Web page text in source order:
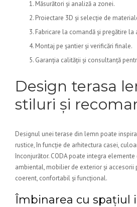
Măsurători și analiză a zonei.
Proiectare 3D și selecție de
Fabricare la comandă și pregătire la
Montaj pe șantier și verificări finale.
Garanția calității și consultanță
Design terasa
stiluri și
Designul unei terase din lemn poate
rustice, în funcție de arhitectura casei,
înconjurător. CODA poate integra
ambiental, mobilier de exterior și accesorii
coerent, confortabil și funcțional.
Îmbinarea cu spațiul